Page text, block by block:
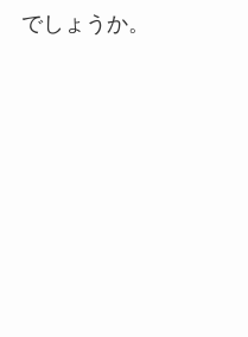
でしょうか。